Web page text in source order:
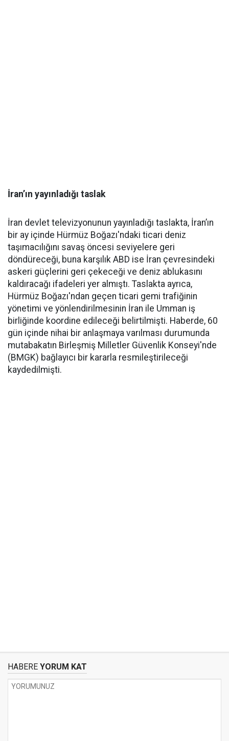
İran’ın yayınladığı taslak
İran devlet televizyonunun yayınladığı taslakta, İran’ın
bir ay içinde Hürmüz Boğazı'ndaki ticari deniz
taşımacılığını savaş öncesi seviyelere geri
döndüreceği, buna karşılık ABD ise İran çevresindeki
askeri güçlerini geri çekeceği ve deniz ablukasını
kaldıracağı ifadeleri yer almıştı. Taslakta ayrıca,
Hürmüz Boğazı'ndan geçen ticari gemi trafiğinin
yönetimi ve yönlendirilmesinin İran ile Umman iş
birliğinde koordine edileceği belirtilmişti. Haberde, 60
gün içinde nihai bir anlaşmaya varılması durumunda
mutabakatın Birleşmiş Milletler Güvenlik Konseyi'nde
(BMGK) bağlayıcı bir kararla resmileştirileceği
kaydedilmişti.
HABERE YORUM KAT